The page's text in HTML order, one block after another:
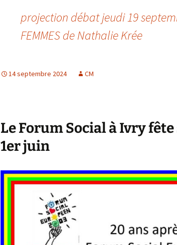
projection débat jeudi 19
FEMMES de Nathalie Krée
14 septembre 2024 CM
Le Forum Social à Ivry
1er juin